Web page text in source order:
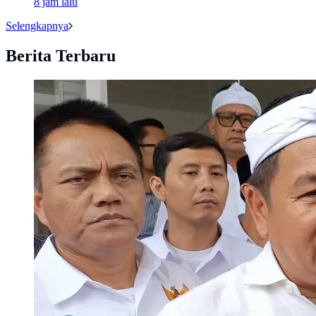
Selengkapnya
Berita Terbaru